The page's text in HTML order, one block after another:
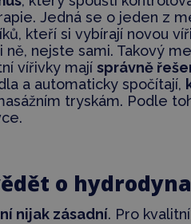
Jedná se o jeden z
kteří si vybírají novou
nejste sami. Takový
vířivky mají správně
a automaticky spočítají,
tryskám. Podle
o
nijak zásadní. Pro